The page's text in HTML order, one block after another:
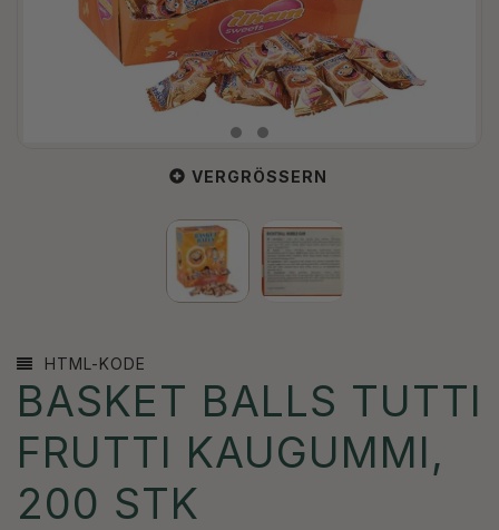
VERGRÖSSERN
HTML-KODE
BASKET BALLS TUTTI
FRUTTI KAUGUMMI,
200 STK